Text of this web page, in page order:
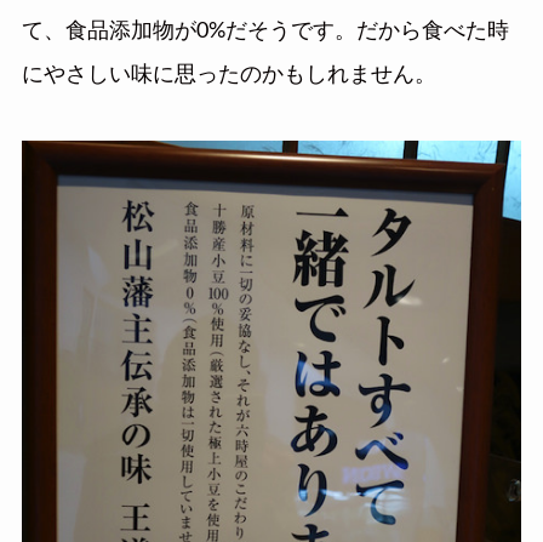
て、食品添加物が0%だそうです。だから食べた時
にやさしい味に思ったのかもしれません。